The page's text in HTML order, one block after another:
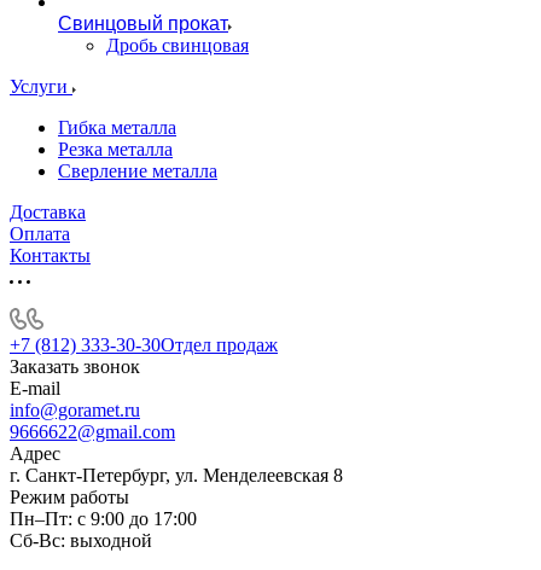
Свинцовый прокат
Дробь свинцовая
Услуги
Гибка металла
Резка металла
Сверление металла
Доставка
Оплата
Контакты
+7 (812) 333-30-30Отдел продаж
Заказать звонок
E-mail
info@goramet.ru
9666622@gmail.com
Адрес
г. Санкт-Петербург, ул. Менделеевская 8
Режим работы
Пн–Пт: с 9:00 до 17:00
Сб-Вс: выходной